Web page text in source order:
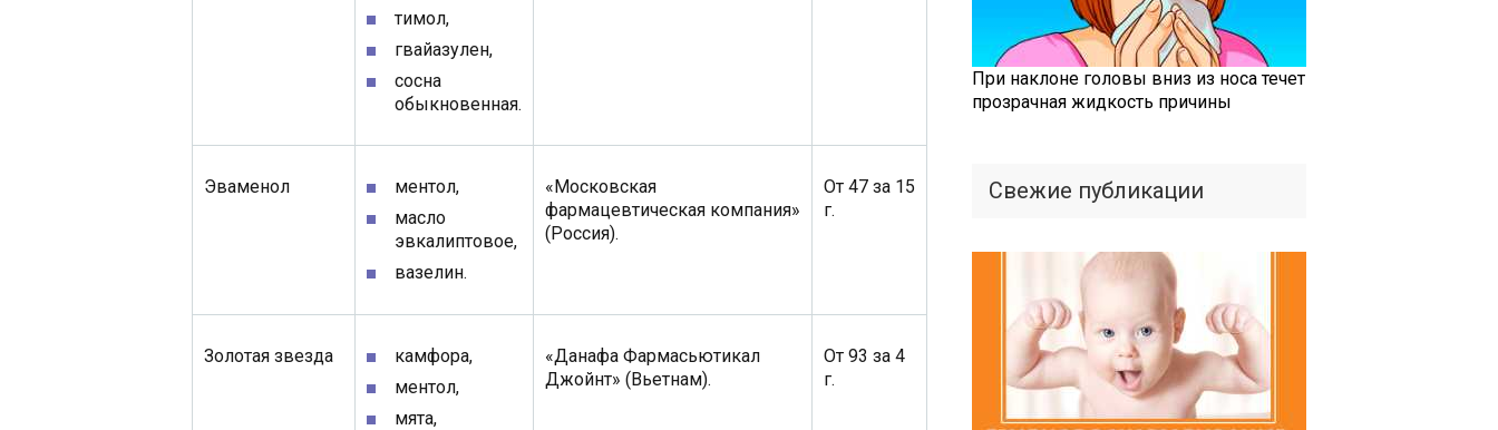
тимол,
гвайазулен,
сосна
обыкновенная.
Эваменол
ментол,
масло
эвкалиптовое,
вазелин.
«Московская
фармацевтическая компания»
(Россия).
От 47 за 15
г.
Золотая звезда
камфора,
ментол,
мята,
«Данафа Фармасьютикал
Джойнт» (Вьетнам).
От 93 за 4
г.
При наклоне головы вниз из носа течет
прозрачная жидкость причины
Свежие публикации